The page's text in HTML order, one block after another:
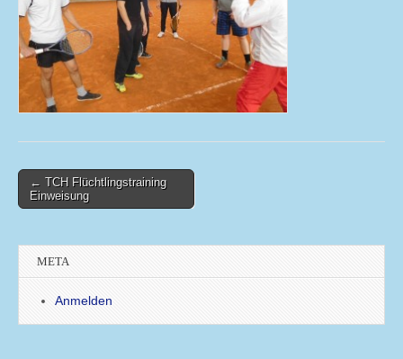
Post
navigation
← TCH Flüchtlingstraining
Einweisung
META
Anmelden